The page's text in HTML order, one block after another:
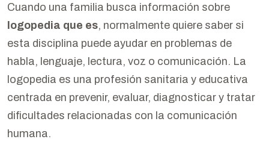
Cuando una familia busca información sobre
logopedia que es, normalmente quiere saber si
esta disciplina puede ayudar en problemas de
habla, lenguaje, lectura, voz o comunicación. La
logopedia es una profesión sanitaria y educativa
centrada en prevenir, evaluar, diagnosticar y tratar
dificultades relacionadas con la comunicación
humana.